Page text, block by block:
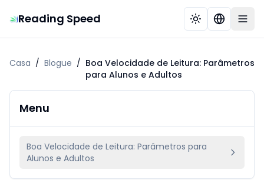
Reading Speed
Casa / Blogue / Boa Velocidade de Leitura: Parâmetros
para Alunos e Adultos
Menu
Boa Velocidade de Leitura: Parâmetros para
Alunos e Adultos